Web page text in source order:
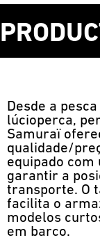
Desde a
lúcioperca,
Samuraï
qualidade/
equipado
garantir a
transporte. O
facilita o
modelos
em barco.